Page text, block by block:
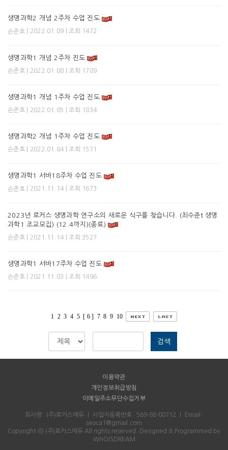
생명과학2 개념 2주차 수업 진도
손준호 | 2022.01.09 | 조회 1472
생명과학1 개념 2주차 진도
손준호| 2022.01.08 | 조회 1789
생명과학1 개념 1주차 수업 진도
손준호| 2022.01.05 | 조회 1834
생명과학2 개념 1주차 수업 진도
손준호| 2022.01.04 | 조회 1571
생명과학1 서바18주차 수업 진도
손준호 | 2021.11.14 | 조회 1673
2023년 로커스 생명과학 연구소의 새로운 식구를 찾습니다. (최수준t 생명
과학1 조교모집) (12.4까지)(종료)
손준호| 2021.11.14 | 조회 3527
생명과학1 서바17주차 수업 진도
손준호| 2021.11.03 | 조회 1496
1 2 3 4 5 [ 6 ] 7 8 9 10
검색
이용약관
개인정보취급방침
이메일주소무단수집거부
회사명 : (주)로커스에듀｜ 사업자등록번호 : 569-86-00712
Email :
seoca1@gmail.com
Copyright ⓒ (주)로커스에듀 All rights reserved.
Designed & Programmed by
WHOISDREAM